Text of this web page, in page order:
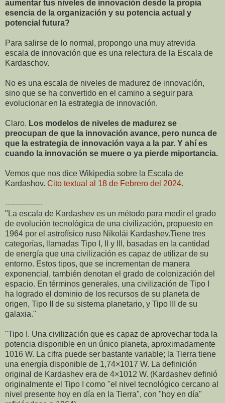
aumentar tus niveles de innovación desde la propia
esencia de la organización y su potencia actual y
potencial futura?
Para salirse de lo normal, propongo una muy atrevida
escala de innovación que es una relectura de la Escala de
Kardaschov.
No es una escala de niveles de madurez de innovación,
sino que se ha convertido en el camino a seguir para
evolucionar en la estrategia de innovación.
Claro. Los modelos de niveles de madurez se
preocupan de que la innovación avance, pero nunca de
que la estrategia de innovación vaya a la par. Y ahí es
cuando la innovación se muere o ya pierde miportancia.
Vemos que nos dice Wikipedia sobre la Escala de
Kardashov. Cito textual al 18 de Febrero del 2024.
---------------
"La escala de Kardashev es un método para medir el grado
de evolución tecnológica de una civilización, propuesto en
1964 por el astrofísico ruso Nikolái Kardashev.Tiene tres
categorías, llamadas Tipo I, II y III, basadas en la cantidad
de energía que una civilización es capaz de utilizar de su
entorno. Estos tipos, que se incrementan de manera
exponencial, también denotan el grado de colonización del
espacio. En términos generales, una civilización de Tipo I
ha logrado el dominio de los recursos de su planeta de
origen, Tipo II de su sistema planetario, y Tipo III de su
galaxia."
"Tipo I. Una civilización que es capaz de aprovechar toda la
potencia disponible en un único planeta, aproximadamente
1016 W. La cifra puede ser bastante variable; la Tierra tiene
una energía disponible de 1,74×1017 W. La definición
original de Kardashev era de 4×1012 W. (Kardashev definió
originalmente el Tipo I como "el nivel tecnológico cercano al
nivel presente hoy en día en la Tierra", con "hoy en día"